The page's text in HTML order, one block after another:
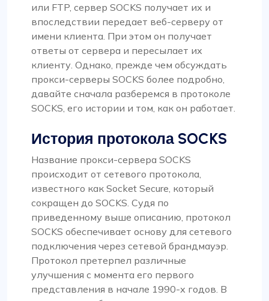
или FTP, сервер SOCKS получает их и
впоследствии передает веб-серверу от
имени клиента. При этом он получает
ответы от сервера и пересылает их
клиенту. Однако, прежде чем обсуждать
прокси-серверы SOCKS более подробно,
давайте сначала разберемся в протоколе
SOCKS, его истории и том, как он работает.
История протокола SOCKS
Название прокси-сервера SOCKS
происходит от сетевого протокола,
известного как Socket Secure, который
сокращен до SOCKS. Судя по
приведенному выше описанию, протокол
SOCKS обеспечивает основу для сетевого
подключения через сетевой брандмауэр.
Протокол претерпел различные
улучшения с момента его первого
представления в начале 1990-х годов. В